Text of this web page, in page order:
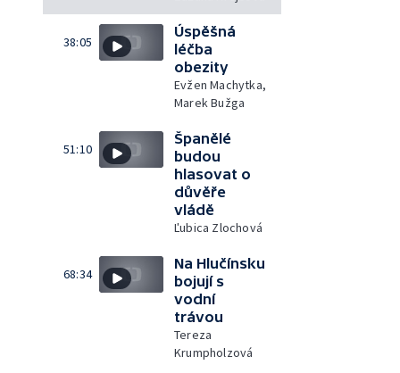
38:05
Úspěšná
léčba
obezity
Evžen Machytka,
Marek Bužga
51:10
Španělé
budou
hlasovat o
důvěře
vládě
Ľubica Zlochová
68:34
Na Hlučínsku
bojují s
vodní
trávou
Tereza
Krumpholzová